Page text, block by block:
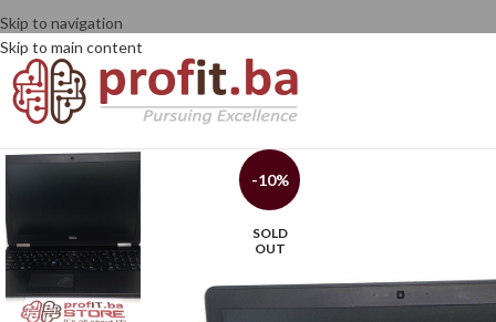
Skip to navigation
Skip to main content
-10%
SOLD
OUT